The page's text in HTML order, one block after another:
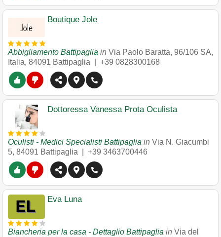
Boutique Jole
Abbigliamento Battipaglia in Via Paolo Baratta, 96/106 SA,
Italia, 84091 Battipaglia +39 0828300168
Dottoressa Vanessa Prota Oculista
Oculisti - Medici Specialisti Battipaglia in Via N. Giacumbi
5, 84091 Battipaglia +39 3463700446
Eva Luna
Biancheria per la casa - Dettaglio Battipaglia in Via del